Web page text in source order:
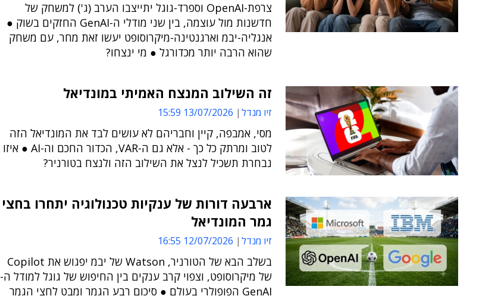
צרפת-OpenAI וספרד-גוגל יתייצבו הערב (ג') למשחק של
חדשנות מול עוצמה, בין שני מודלי ה-GenAI החזקים בשוק ●
אנגליה-יבמ וארגנטינה-מיקרוסופט יעשו זאת מחר, עם משחק
שהוא הרבה יותר מכדורגל ● מי ינצחו?
זה השילוב המנצח האמיתי במונדיאל
זיו מנדל 13/07/2026 15:59
מסי, אמבפה, קיין וחבריהם לא עושים לבד את המונדיאל הזה
לטוב ומרתק כל כך - אלא גם ה-VAR, הכדור החכם וה-AI ● איזו
נבחרת תשכיל לנצל את השילוב הזה ולנצח בטורניר?
ארבעה דורות של ענקיות טכנולוגיה יתחרו בחצי
גמר המונדיאל
זיו מנדל 12/07/2026 16:55
בשלב הבא של הטורניר, Watson של יבמ יפגוש את Copilot
של מיקרוסופט, וצפוי קרב ענקים בין החיפוש של גוגל למודל ה-
GenAI הפופולרי בעולם ● סיכום רבע הגמר ומבט לחצי הגמר